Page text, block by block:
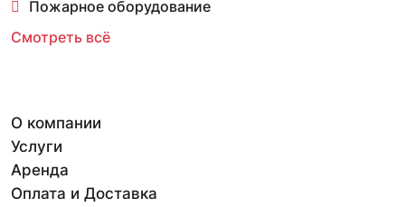
Пожарное оборудование
Смотреть всё
О компании
Услуги
Аренда
Оплата и Доставка